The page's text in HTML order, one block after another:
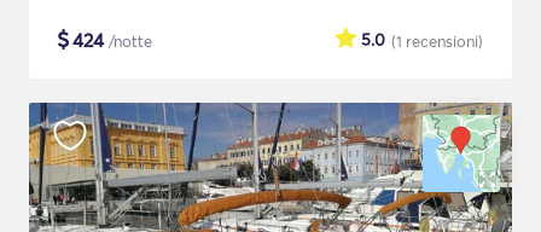
$424/notte (1 recensioni)
5.0